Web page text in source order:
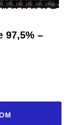
97,5% –